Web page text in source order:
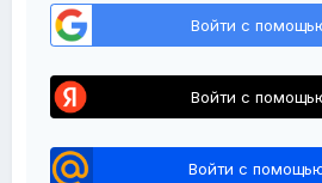
Войти с
Войти с
Войти с помощью